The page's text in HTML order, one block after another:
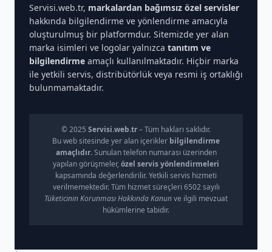
Servisi.web.tr, markalardan bağımsız özel servisler
hakkında bilgilendirme ve yönlendirme amacıyla
oluşturulmuş bir platformdur. Sitemizde yer alan
marka isimleri ve logolar yalnızca tanıtım ve
bilgilendirme amaçlı kullanılmaktadır. Hiçbir marka
ile yetkili servis, distribütörlük veya resmi iş ortaklığı
bulunmamaktadır.
© 2025 Servisi.web.tr– Tüm hakları saklıdır.
Bu web sitesinde yer alan içerikler bilgilendirme
amaçlıdır. Sunulan telefon numarası üzerinden
yapılan görüşmeler, özel servis yönlendirmeleri
kapsamında değerlendirilir. Yetkili servis hizmeti
verilmemektedir. Tüm hizmet süreçleri 6502 sayılı
Tüketicinin Korunması Hakkında Kanunve ilgili mevzuat
hükümlerine tabidir.